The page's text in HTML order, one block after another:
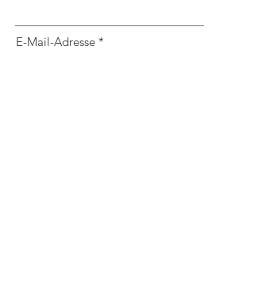
E-Mail-Adresse